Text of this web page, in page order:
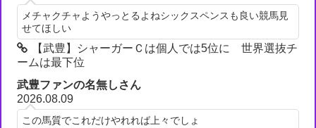
メチャクチャようやっとるよねシックスペンスも良い競馬見
せてほしい
【武豊】シャーガーＣは個人では5位に 世界選抜チ
ームは最下位
武豊ファンの名無しさん
2026.08.09
この馬質でこれだけやれれば上々でしょ